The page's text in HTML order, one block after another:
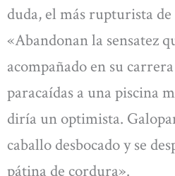
duda, el más rupturista
«Abandonan la sensatez
acompañado en su
paracaídas a una piscina
diría un optimista.
caballo desbocado y se
pátina de cordura».